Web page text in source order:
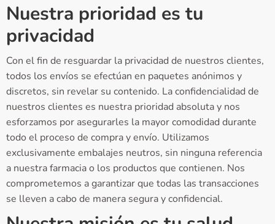
Nuestra prioridad es tu
privacidad
Con el fin de resguardar la privacidad de nuestros clientes,
todos los envíos se efectúan en paquetes anónimos y
discretos, sin revelar su contenido. La confidencialidad de
nuestros clientes es nuestra prioridad absoluta y nos
esforzamos por asegurarles la mayor comodidad durante
todo el proceso de compra y envío. Utilizamos
exclusivamente embalajes neutros, sin ninguna referencia
a nuestra farmacia o los productos que contienen. Nos
comprometemos a garantizar que todas las transacciones
se lleven a cabo de manera segura y confidencial.